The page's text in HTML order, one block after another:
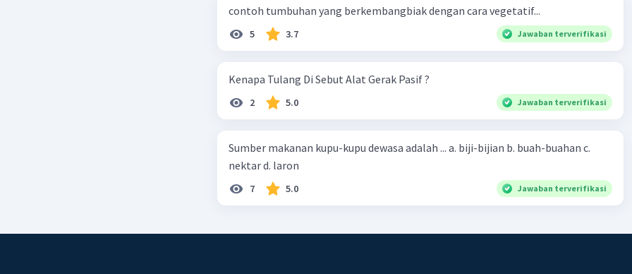
contoh tumbuhan yang berkembangbiak dengan cara vegetatif...
5 3.7 Jawaban terverifikasi
Kenapa Tulang Di Sebut Alat Gerak Pasif ?
2 5.0 Jawaban terverifikasi
Sumber makanan kupu-kupu dewasa adalah ... a. biji-bijian b. buah-buahan c.
nektar d. laron
7 5.0 Jawaban terverifikasi